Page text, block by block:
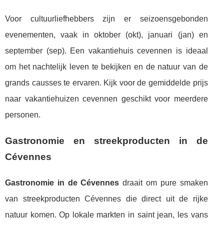
Voor cultuurliefhebbers zijn er seizoensgebonden
evenementen, vaak in oktober (okt), januari (jan) en
september (sep). Een vakantiehuis cevennen is ideaal
om het nachtelijk leven te bekijken en de natuur van de
grands causses te ervaren. Kijk voor de gemiddelde prijs
naar vakantiehuizen cevennen geschikt voor meerdere
personen.
Gastronomie en streekproducten in de
Cévennes
Gastronomie in de Cévennes draait om pure smaken
van streekproducten Cévennes die direct uit de rijke
natuur komen. Op lokale markten in saint jean, les vans